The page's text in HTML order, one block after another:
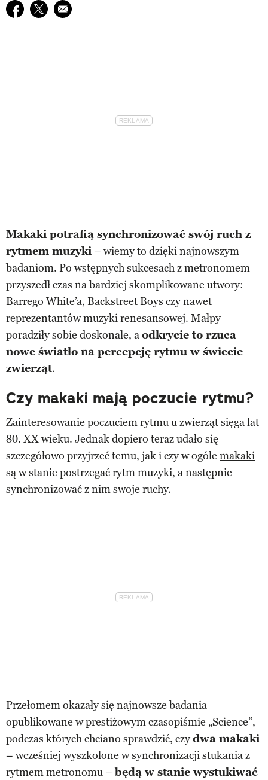
Udostępnij na facebook
Udostępnij na twitter
E-mail do przyjaciela
Makaki potrafią synchronizować swój ruch z
rytmem muzyki– wiemy to dzięki najnowszym
badaniom. Po wstępnych sukcesach z metronomem
przyszedł czas na bardziej skomplikowane utwory:
Barrego White’a, Backstreet Boys czy nawet
reprezentantów muzyki renesansowej. Małpy
poradziły sobie doskonale, aodkrycie to rzuca
nowe światło na percepcję rytmu w świecie
zwierząt.
Czy makaki mają poczucie rytmu?
Zainteresowanie poczuciem rytmu u zwierząt sięga lat
80. XX wieku. Jednak dopiero teraz udało się
szczegółowo przyjrzeć temu, jak i czy w ogóle makaki
są w stanie postrzegać rytm muzyki, a następnie
synchronizować z nim swoje ruchy.
Przełomem okazały się najnowsze badania
opublikowane w prestiżowym czasopiśmie „Science”,
podczas których chciano sprawdzić, czydwa makaki
– wcześniej wyszkolone w synchronizacji stukania z
rytmem metronomu –będą w stanie wystukiwać